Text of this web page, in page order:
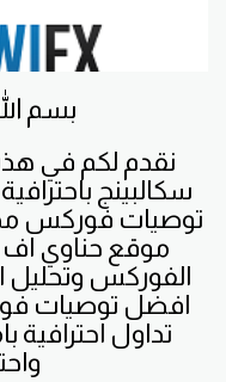
بسم
نقدم لكم في
سكالبينج
توصيات فوركس
موقع حناوي
الفوركس وتحليل
افضل توصيات
تداول احترافية